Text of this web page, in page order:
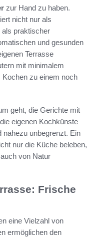
zur Hand zu haben.
nicht nur als
praktischer
und gesunden
Terrasse
mit minimalem
zu einem noch
geht, die Gerichte mit
eigenen Kochkünste
nahezu unbegrenzt. Ein
nur die Küche beleben,
von Natur
Frische
eine Vielzahl von
ermöglichen den